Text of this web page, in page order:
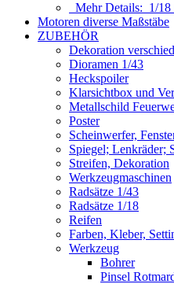
Mehr Details: 1/18
Motoren diverse Maßstäbe
ZUBEHÖR
Dekoration
Dioramen 1/43
Heckspoiler
Klarsichtbox und
Metallschild
Poster
Scheinwerfer,
Spiegel; Lenkräder;
Streifen, Dekoration
Werkzeugmaschinen
Radsätze 1/43
Radsätze 1/18
Reifen
Farben, Kleber,
Werkzeug
Bohrer
Pinsel